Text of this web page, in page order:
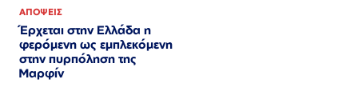
ΑΠΟΨΕΙΣ
Έρχεται στην Ελλάδα η
φερόμενη ως εμπλεκόμενη
στην πυρπόληση της
Μαρφίν